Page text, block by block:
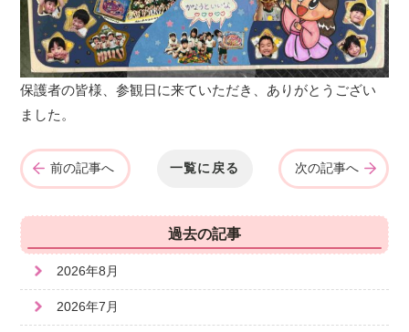
保護者の皆様、参観日に来ていただき、ありがとうござい
ました。
前の記事へ 一覧に戻る 次の記事へ
過去の記事
2026年8月
2026年7月